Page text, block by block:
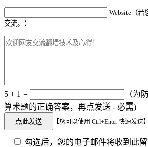
Website（若
交流。）
5 + 1 =
（为
算术题的正确答案，再点发送 - 必需)
【您可以使用 Ctrl+Enter 快速发送】
勾选后，您的电子邮件将收到此留